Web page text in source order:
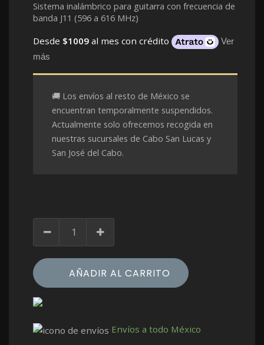
Sistema inalámbrico para guitarra con frecuencia de
banda J11 (596 a 616 MHz)
Desde $1009 al mes con crédito
Ver
más
🚚 Los envíos al resto de México se
encuentran temporalmente suspendidos.
Actualmente solo ofrecemos recogida en
nuestras sucursales de Cabo San Lucas y
San José del Cabo.
AÑADIR AL CARRITO
Envíos a todo México